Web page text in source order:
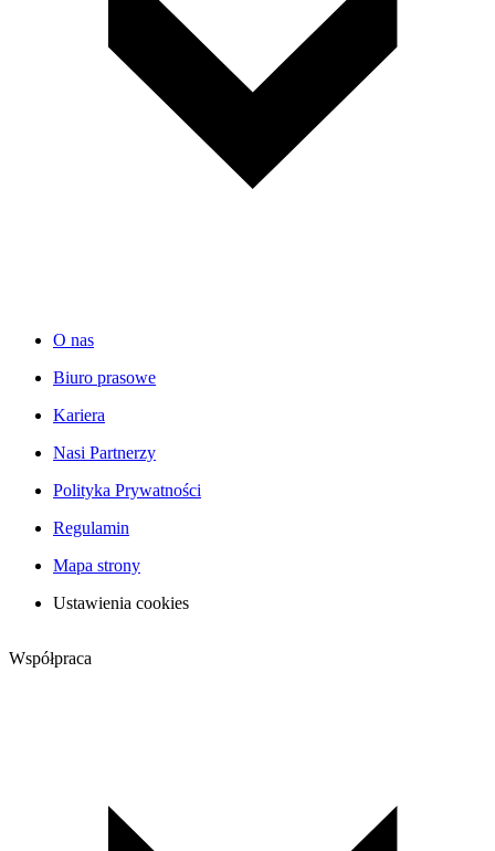
O nas
Biuro prasowe
Kariera
Nasi Partnerzy
Polityka Prywatności
Regulamin
Mapa strony
Ustawienia cookies
Współpraca